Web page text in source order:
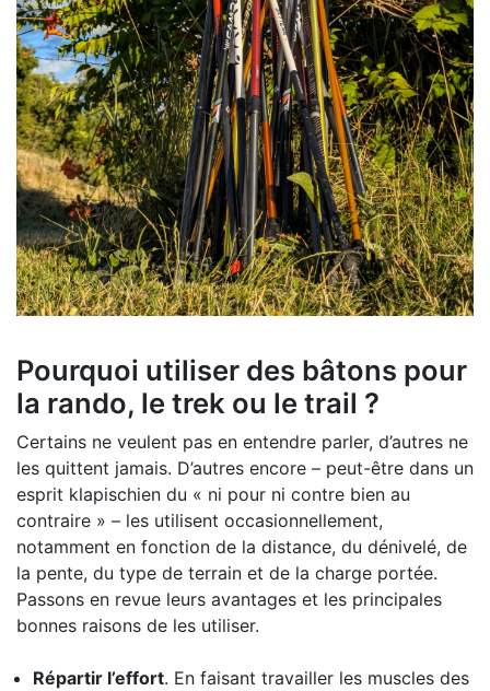
Pourquoi utiliser des bâtons pour
la rando, le trek ou le trail ?
Certains ne veulent pas en entendre parler, d’autres ne
les quittent jamais. D’autres encore – peut-être dans un
esprit klapischien du « ni pour ni contre bien au
contraire » – les utilisent occasionnellement,
notamment en fonction de la distance, du dénivelé, de
la pente, du type de terrain et de la charge portée.
Passons en revue leurs avantages et les principales
bonnes raisons de les utiliser.
Répartir l’effort. En faisant travailler les muscles des